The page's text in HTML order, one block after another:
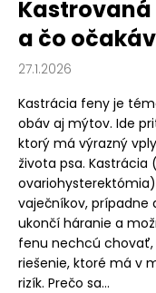
a čo
27.1.2026
Kastrácia feny je
obáv aj mýtov. Ide
ktorý má výrazný
života psa.
vaječníkov, prípadne
ukončí háranie a
fenu nechcú
riešenie, ktoré má v
rizík. Prečo sa...